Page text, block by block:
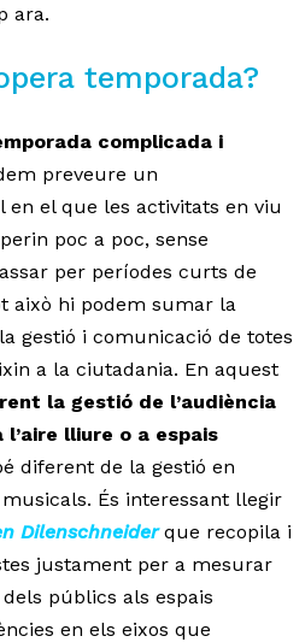
ara.
temporada?
complicada i
preveure un
el que les activitats en viu
poc a poc, sense
per períodes curts de
això hi podem sumar la
gestió i comunicació de totes
a la ciutadania. En aquest
la gestió de l’audiència
l’aire lliure o a espais
diferent de la gestió en
És interessant llegir
Dilenschneiderque recopila i
justament per a mesurar
públics als espais
en els eixos que